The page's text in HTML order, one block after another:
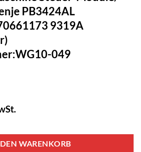
PB3424AL
9319A
049
WARENKORB